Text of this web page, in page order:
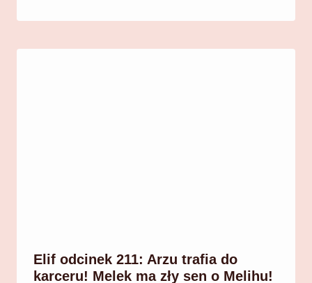
Elif odcinek 211: Arzu trafia do
karceru! Melek ma zły sen o Melihu!